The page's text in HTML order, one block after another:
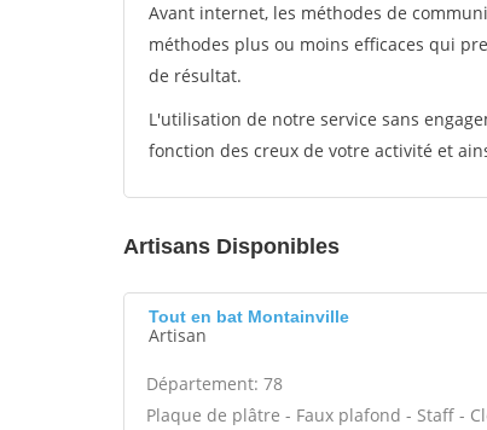
Avant internet, les méthodes de
méthodes plus ou moins efficaces qui
de résultat.
L'utilisation de notre service sans
fonction des creux de votre activité et
Artisans Disponibles
Tout en bat Montainville
Artisan
Département: 78
Plaque de plâtre - Faux plafond - Staff -